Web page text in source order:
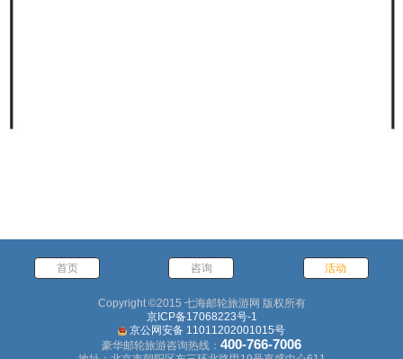
首页 咨询 活动
Copyright ©2015 七海邮轮旅游网 版权所有
京ICP备17068223号-1
京公网安备 11011202001015号
豪华邮轮旅游咨询热线： 400-766-7006